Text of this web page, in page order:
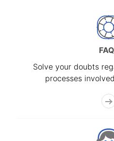
Solve your doubts
processes